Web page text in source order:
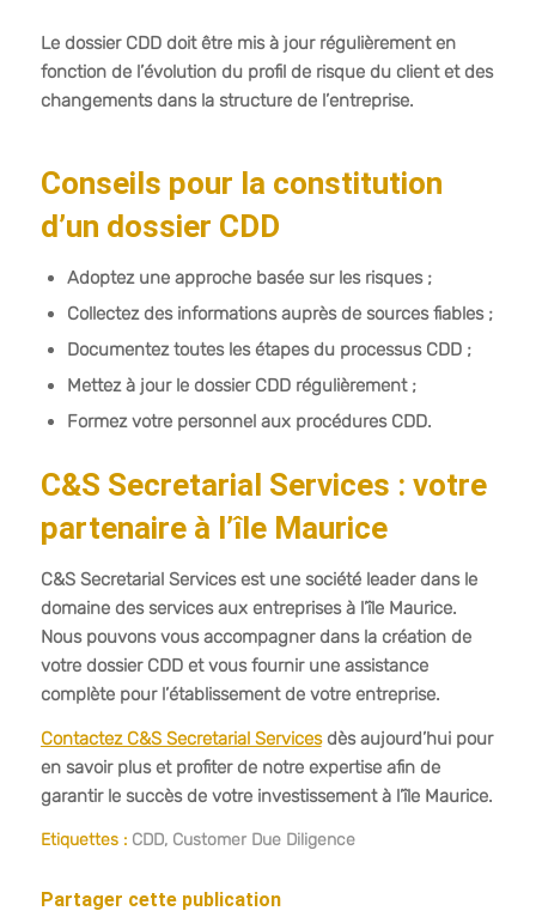
Le dossier CDD doit être mis à jour régulièrement en
fonction de l’évolution du profil de risque du client et des
changements dans la structure de l’entreprise.
Conseils pour la constitution
d’un dossier CDD
Adoptez une approche basée sur les risques ;
Collectez des informations auprès de sources fiables ;
Documentez toutes les étapes du processus CDD ;
Mettez à jour le dossier CDD régulièrement ;
Formez votre personnel aux procédures CDD.
C&S Secretarial Services : votre
partenaire à l’île Maurice
C&S Secretarial Services est une société leader dans le
domaine des services aux entreprises à l’île Maurice.
Nous pouvons vous accompagner dans la création de
votre dossier CDD et vous fournir une assistance
complète pour l’établissement de votre entreprise.
Contactez C&S Secretarial Servicesdès aujourd’hui pour
en savoir plus et profiter de notre expertise afin de
garantir le succès de votre investissement à l’île Maurice.
Etiquettes : CDD, Customer Due Diligence
Partager cette publication